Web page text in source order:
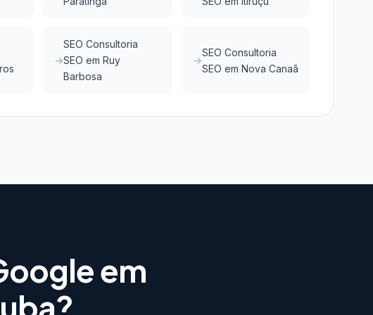
SEO Consultoria
SEO em Ruy
Barbosa
SEO Consultoria
SEO em Nova Canaã
em